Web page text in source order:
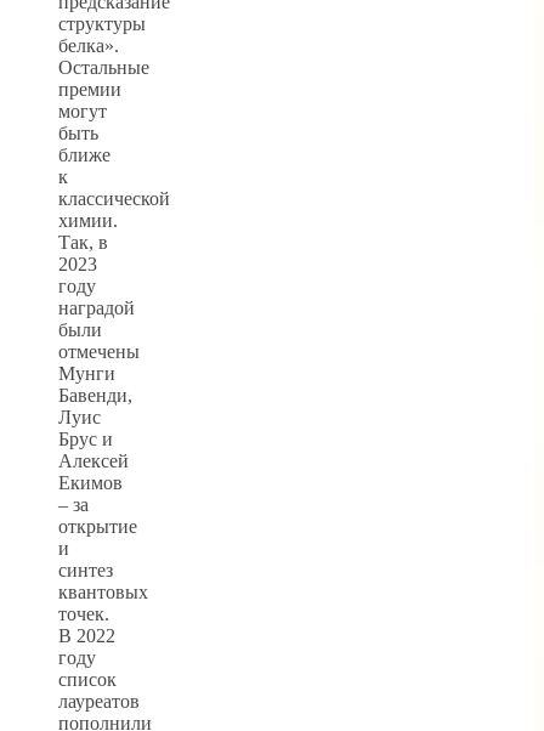
структуры
белка».
Остальные
премии
могут
быть
ближе
к
классической
химии.
Так, в
2023
году
наградой
были
отмечены
Мунги
Бавенди,
Луис
Брус и
Алексей
Екимов
– за
открытие
и
синтез
квантовых
точек.
В 2022
году
список
лауреатов
пополнили